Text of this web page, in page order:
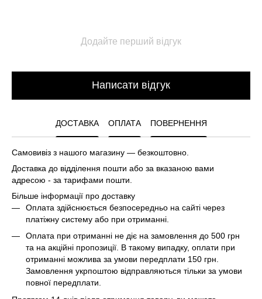
Додайте перший відгук
Написати відгук
ДОСТАВКА ОПЛАТА ПОВЕРНЕННЯ
Самовивіз з нашого магазину — безкоштовно.
Доставка до відділення пошти або за вказаною вами
адресою - за тарифами пошти.
Більше інформації про доставку
Оплата здійснюється безпосередньо на сайті через
платіжну систему або при отриманні.
Оплата при отриманні не діє на замовлення до 500 грн
та на акційні пропозиції. В такому випадку, оплати при
отриманні можлива за умови передплати 150 грн.
Замовлення укрпоштою відправляються тільки за умови
повної передплати.